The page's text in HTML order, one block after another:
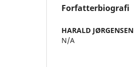
Forfatterbiografi
HARALD JØRGENSEN
N/A